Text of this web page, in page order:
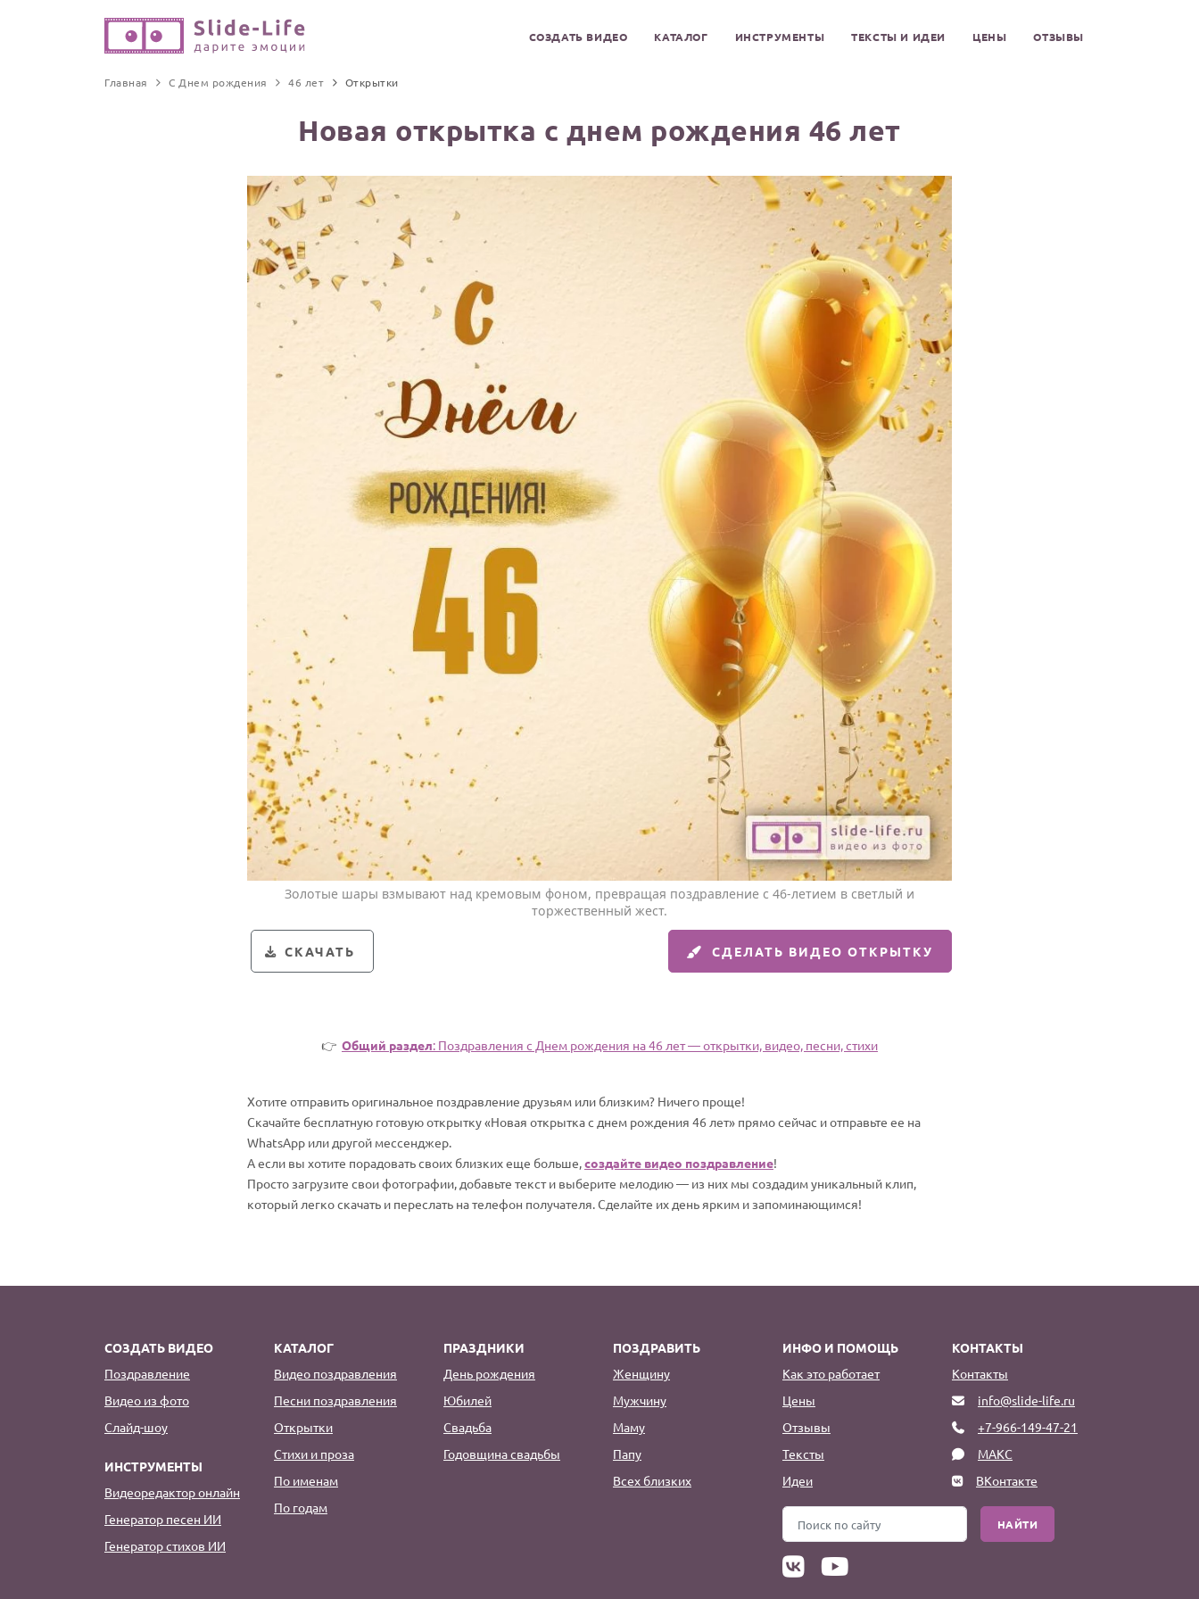
СОЗДАТЬ ВИДЕО КАТАЛОГ ИНСТРУМЕНТЫ ТЕКСТЫ И ИДЕИ ЦЕНЫ ОТЗЫВЫ
Главная С Днем рождения 46 лет Открытки
Новая открытка с днем рождения 46 лет
Золотые шары взмывают над кремовым фоном, превращая поздравление с 46-летием в светлый и
торжественный жест.
СКАЧАТЬ СДЕЛАТЬ ВИДЕО ОТКРЫТКУ
👉 Общий раздел: Поздравления c Днем рождения на 46 лет — открытки, видео, песни, стихи
Хотите отправить оригинальное поздравление друзьям или близким? Ничего проще!
Скачайте бесплатную готовую открытку «Новая открытка с днем рождения 46 лет» прямо сейчас и отправьте ее на
WhatsApp или другой мессенджер.
А если вы хотите порадовать своих близких еще больше,создайте видео поздравление!
Просто загрузите свои фотографии, добавьте текст и выберите мелодию — из них мы создадим уникальный клип,
который легко скачать и переслать на телефон получателя. Сделайте их день ярким и запоминающимся!
СОЗДАТЬ ВИДЕО
Поздравление
Видео из фото
Слайд-шоу
ИНСТРУМЕНТЫ
Видеоредактор онлайн
Генератор песен ИИ
Генератор стихов ИИ
КАТАЛОГ
Видео поздравления
Песни поздравления
Открытки
Стихи и проза
По именам
По годам
ПРАЗДНИКИ
День рождения
Юбилей
Свадьба
Годовщина свадьбы
ПОЗДРАВИТЬ
Женщину
Мужчину
Маму
Папу
Всех близких
ИНФО И ПОМОЩЬ
Как это работает
Цены
Отзывы
Тексты
Идеи
КОНТАКТЫ
Контакты
info@slide-life.ru
+7-966-149-47-21
МАКС
ВКонтакте
НАЙТИ